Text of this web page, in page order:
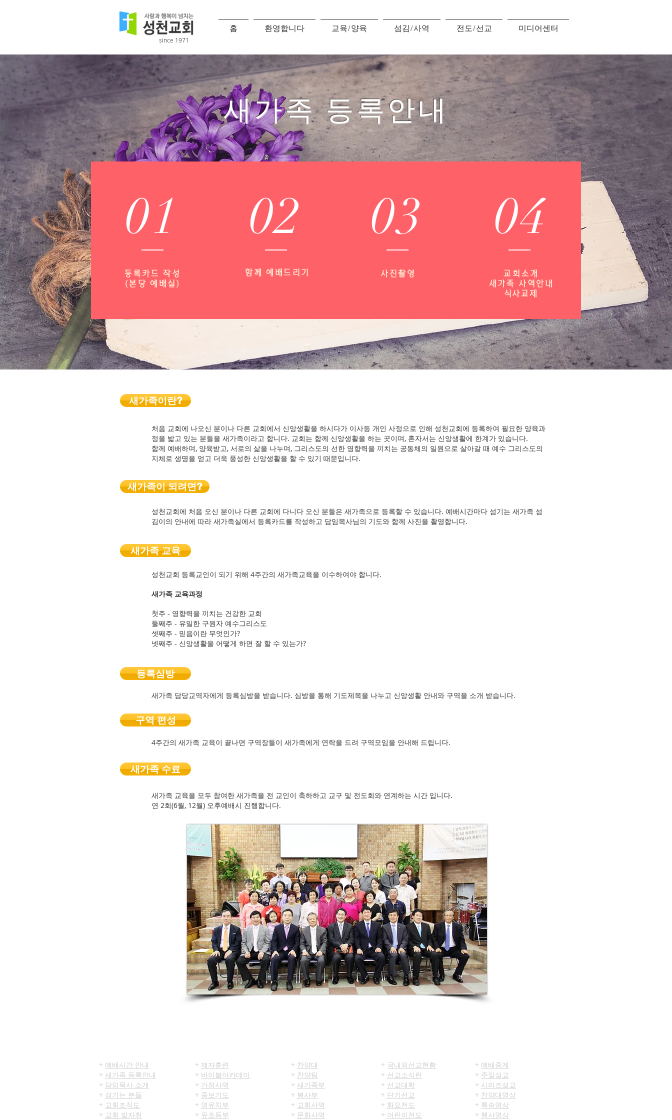
홈 환영합니다 교육/양육 섬김/사역 전도/선교 미디어센터
since 1971
새가족 등록안내
01
등록카드 작성
​(본당 예배실)
02
함께 예배드리기
03
사진촬영
04
교회소개
새가족 사역안내
​식사교제
새가족이란?
처음 교회에 나오신 분이나 다른 교회에서 신앙생활을 하시다가 이사등 개인 사정으로 인해 성천교회에 등록하여 필요한 양육과
정을 밟고 있는 분들을 새가족이라고 합니다. 교회는 함께 신앙생활을 하는 곳이며, 혼자서는 신앙생활에 한계가 있습니다.
​함께 예배하며, 양육받고, 서로의 삶을 나누며, 그리스도의 선한 영향력을 끼치는 공동체의 일원으로 살아갈 때 예수 그리스도의
지체로 생명을 얻고 더욱 풍성한 신앙생활을 할 수 있기 때문입니다.
새가족이 되려면?
성천교회에 처음 오신 분이나 다른 교회에 다니다 오신 분들은 새가족으로 등록할 수 있습니다. 예배시간마다 섬기는 새가족 섬
김이의 안내에 따라 새가족실에서 등록카드를 작성하고 담임목사님의 기도와 함께 사진을 촬영합니다.
새가족 교육
성천교회 등록교인이 되기 위해 4주간의 새가족교육을 이수하여야 합니다.
새가족 교육과정
첫주 - 영향력을 끼치는 건강한 교회
둘째주 - 유일한 구원자 예수그리스도
셋째주 - 믿음이란 무엇인가?
넷째주 - 신앙생활을 어떻게 하면 잘 할 수 있는가?
등록심방
새가족 담당교역자에게 등록심방을 받습니다. 심방을 통해 기도제목을 나누고 신앙생활 안내와 구역을 소개 받습니다.
구역 편성
4주간의 새가족 교육이 끝나면 구역장들이 새가족에게 연락을 드려 구역모임을 안내해 드립니다.
새가족 수료
새가족 교육을 모두 참여한 새가족을 전 교인이 축하하고 교구 및 전도회와 연계하는 시간 입니다.
​연 2회(6월, 12월) 오후예배시 진행합니다.
+ 예배시간 안내
+ 새가족 등록안내
+ 담임목사 소개
+ 섬기는 분들
+ 교회조직도
+ 교회 발자취
+ 제자훈련
+ 바이블아카데미
+ 가정사역
+ 중보기도
+ 영유치부
+ 유초등부
+ 찬양대
+ 찬양팀
+ 새가족부
+ 봉사부
+ 교회사역
+ 문화사역
+ 국내외선교현황
+ 선교소식란
+ 선교대학
+ 단기선교
+ 화요전도
​+ 어린이전도
+ 예배중계
+ 주일설교
+ 시리즈설교
+ 찬양대영상
+ 특송영상
+ 행사영상